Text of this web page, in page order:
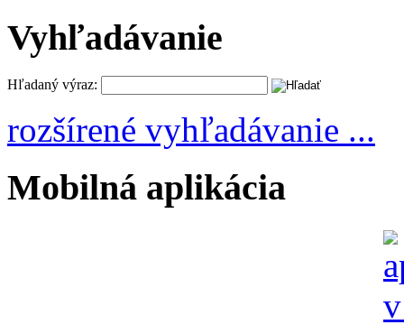
Vyhľadávanie
Hľadaný výraz:
rozšírené vyhľadávanie ...
Mobilná aplikácia